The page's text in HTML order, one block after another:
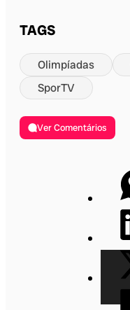
TAGS
Olimpíadas
SporTV
Ver Comentários